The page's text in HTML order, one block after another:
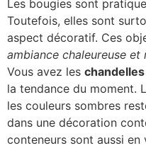
Les bougies sont
Toutefois, elles sont
aspect décoratif. Ces
ambiance chaleureuse et
Vous avez les
la tendance du moment.
les couleurs sombres
dans une décoration
conteneurs sont aussi